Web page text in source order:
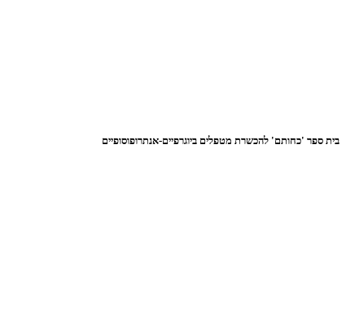
בית ספר 'כחותם' להכשרת מטפלים ביוגרפיים-אנתרופוסופיים